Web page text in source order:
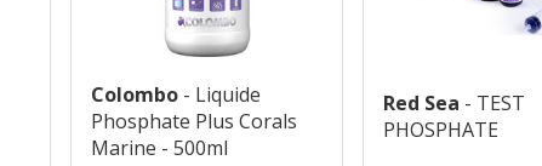
Colombo - Liquide
Phosphate Plus Corals
Marine - 500ml
Red Sea - TEST
PHOSPHATE